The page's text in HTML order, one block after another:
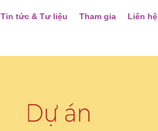
Tin tức & Tư liệu Tham gia Liên hệ